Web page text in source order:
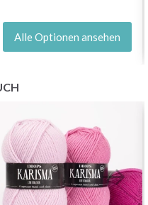
Alle Optionen ansehen
zu 50%